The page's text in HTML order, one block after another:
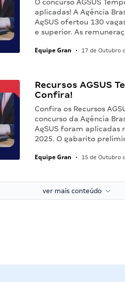
O concurso AGSUS
aplicadas! A Agência
AgSUS ofertou 130
e superior. As
Equipe Gran • 17 de Outubro
Recursos AGSUS
Confira!
Confira os Recursos
concurso da Agência
AgSUS foram
2025. O gabarito
Equipe Gran • 15 de Outubro
ver mais conteúdo